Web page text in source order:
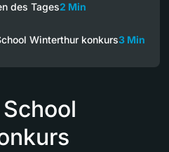
des Tages2 Min
Winterthur konkurs3 Min